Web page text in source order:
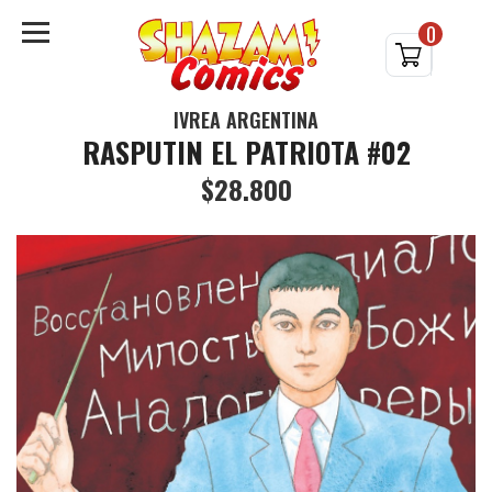
0
IVREA ARGENTINA
RASPUTIN EL PATRIOTA #02
$28.800